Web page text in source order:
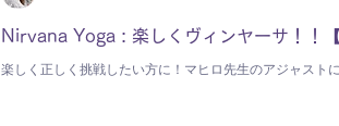
Nirvana Yoga : 楽しくヴィンヤーサ！！
楽しく正しく挑戦したい方に！マヒロ先生のアジャストに